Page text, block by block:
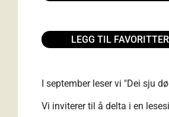
LEGG TIL FAVORITTER
I september leser vi "Dei sju
Vi inviterer til å delta i en